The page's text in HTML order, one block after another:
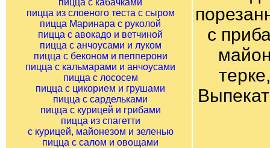
пицца с кабачками
пицца из слоеного теста с сыром
пицца Маринара с руколой
пицца с авокадо и ветчиной
пицца с анчоусами и луком
пицца с беконом и пепперони
пицца с кальмарами и анчоусами
пицца с лососем
пицца с цикорием и грушами
пицца с сардельками
пицца с курицей и грибами
пицца из спагетти
с курицей, майонезом и зеленью
пицца с салом и овощами
с